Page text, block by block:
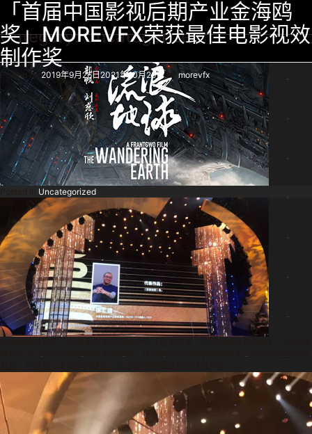
Category:Uncategorized
《途锐》汽车广告
Posted on 2021年11月8日2021年11月8日bymorevfx01
Posted inAdvertisement,In Production,Showcase,Uncategorized
The Wandering Earth
Posted on 2018年7月5日2021年10月19日bymorevfx
Uncategorized
「首届中国影视后期产业金海鸥
奖」MOREVFX荣获最佳电影视效
制作奖
Posted on 2019年9月26日2021年10月29日by morevfx
国首个专门针对影视后期产业的奖项，该奖项由中国影视后期产业二百余家企业共同